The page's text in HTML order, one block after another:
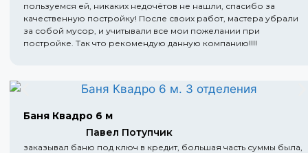
пользуемся ей, никаких недочётов не нашли, спасибо за
качественную постройку! После своих работ, мастера убрали
за собой мусор, и учитывали все мои пожелании при
постройке. Так что рекомендую данную компанию!!!!
Баня Квадро 6 м
Павел Потупчик
заказывал баню под ключ в кредит, большая часть суммы была,